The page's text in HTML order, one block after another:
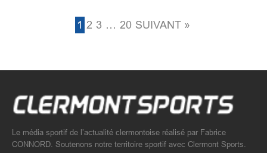
1 2 3 … 20 SUIVANT »
Le média sportif de l’actualité clermontoise réalisé par Fabrice
CONNORD. Soutenons notre territoire sportif avec Clermont Sports.